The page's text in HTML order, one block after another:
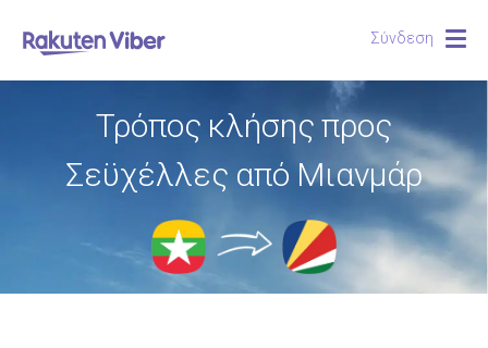
Σύνδεση
Τρόπος κλήσης προς
Σεϋχέλλες από Μιανμάρ